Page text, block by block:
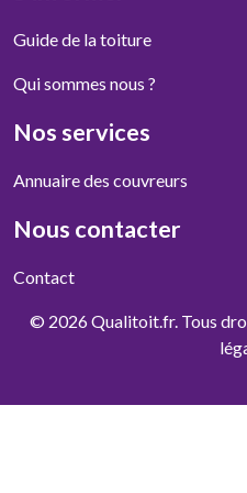
Guide de la toiture
Qui sommes nous ?
Nos services
Annuaire des couvreurs
Nous contacter
Contact
© 2026 Qualitoit.fr. Tous